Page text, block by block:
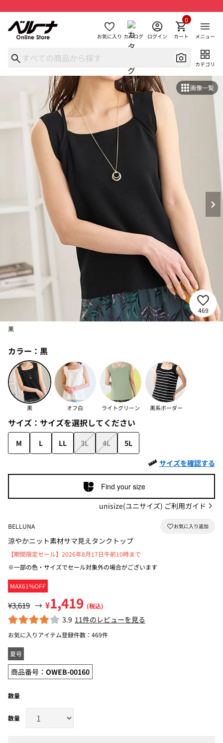
お気に入り カタログ ログイン カート
0
メニュー
カテゴリ
画像一覧
469
黒
カラー： 黒
黒 オフ白 ライトグリーン 黒系ボーダー
サイズ： サイズを選択してください
M L LL 3L 4L
5L
サイズを確認する
Find your size
unisize(ユニサイズ) ご利用ガイド
BELLUNA
涼やかニット素材サマ見えタンクトップ
MAX61%OFF
【期間限定セール】2026年8月17日午前10時まで
※一部の色・サイズでセール対象外の場合がございます
¥3,619 → ¥1,419 (税込)
3.9 11件のレビューを見る
お気に入りアイテム登録件数： 469件
夏号
商品番号： OWEB-00160
数量